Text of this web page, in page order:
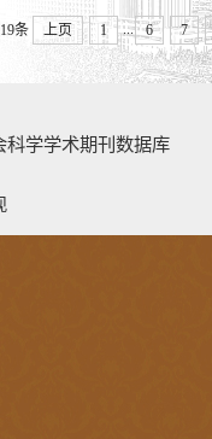
条 上页 1 ... 6 7
科学学术期刊数据库